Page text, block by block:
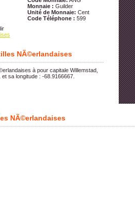
Monnaie : Guilder
Unité de Monnaie: Cent
Code Téléphone : 599
NÃ©erlandaises
à pour capitale Willemstad,
sa longitude : -68.9166667.
NÃ©erlandaises